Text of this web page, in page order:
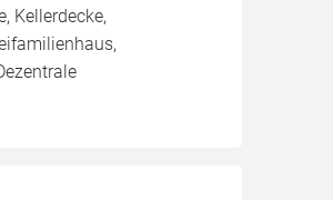
Kellerdecke,